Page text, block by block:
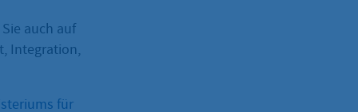
auch auf
Integration,
für